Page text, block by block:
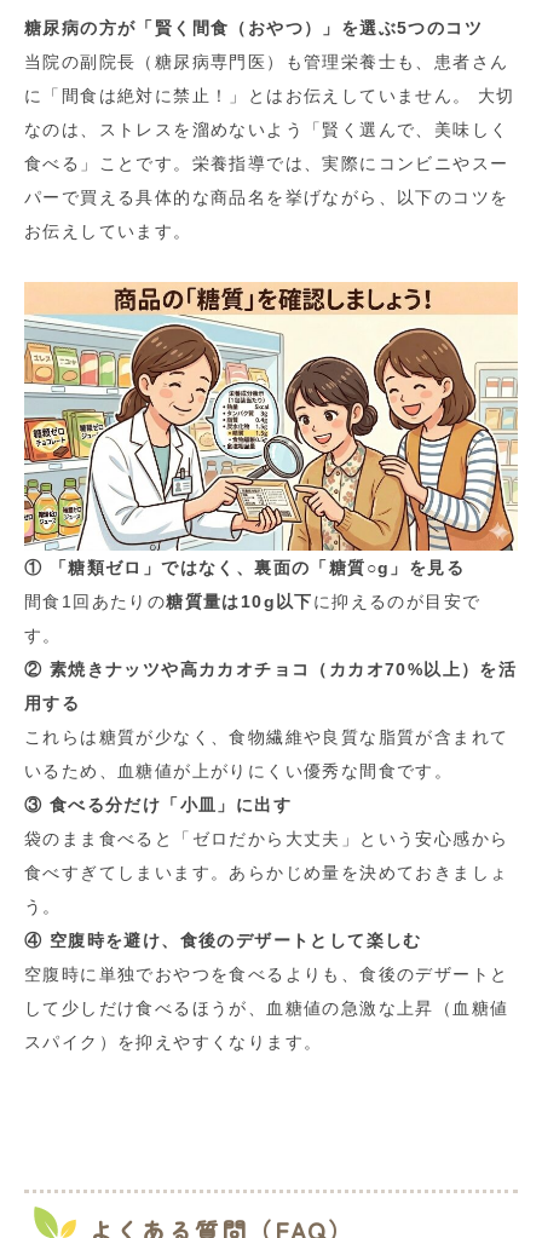
糖尿病の方が「賢く間食（おやつ）」を選ぶ5つのコツ
当院の副院長（糖尿病専門医）も管理栄養士も、患者さん
に「間食は絶対に禁止！」とはお伝えしていません。 大切
なのは、ストレスを溜めないよう「賢く選んで、美味しく
食べる」ことです。栄養指導では、実際にコンビニやスー
パーで買える具体的な商品名を挙げながら、以下のコツを
お伝えしています。
① 「糖類ゼロ」ではなく、裏面の「糖質○g」を見る
間食1回あたりの糖質量は10g以下に抑えるのが目安で
す。
② 素焼きナッツや高カカオチョコ（カカオ70%以上）を活
用する
これらは糖質が少なく、食物繊維や良質な脂質が含まれて
いるため、血糖値が上がりにくい優秀な間食です。
③ 食べる分だけ「小皿」に出す
袋のまま食べると「ゼロだから大丈夫」という安心感から
食べすぎてしまいます。あらかじめ量を決めておきましょ
う。
④ 空腹時を避け、食後のデザートとして楽しむ
空腹時に単独でおやつを食べるよりも、食後のデザートと
して少しだけ食べるほうが、血糖値の急激な上昇（血糖値
スパイク）を抑えやすくなります。
よくある質問（FAQ）